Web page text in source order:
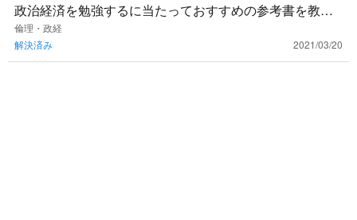
政治経済を勉強するに当たっておすすめの参考書を教え
てください！
倫理・政経
解決済み
2021/03/20